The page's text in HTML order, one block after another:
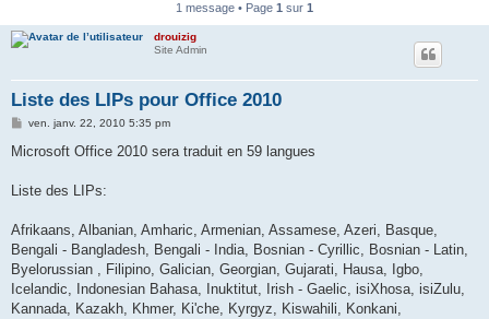
1 message • Page 1 sur 1
drouizig
Site Admin
Liste des LIPs pour Office 2010
M
s
g
ven. janv. 22, 2010 5:35 pm
Microsoft Office 2010 sera traduit en 59 langues
Liste des LIPs:
Afrikaans, Albanian, Amharic, Armenian, Assamese, Azeri, Basque,
Bengali - Bangladesh, Bengali - India, Bosnian - Cyrillic, Bosnian - Latin,
Byelorussian , Filipino, Galician, Georgian, Gujarati, Hausa, Igbo,
Icelandic, Indonesian Bahasa, Inuktitut, Irish - Gaelic, isiXhosa, isiZulu,
Kannada, Kazakh, Khmer, Ki'che, Kyrgyz, Kiswahili, Konkani,